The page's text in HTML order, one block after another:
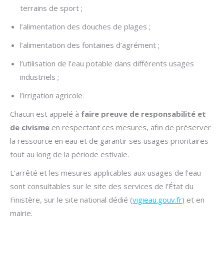
terrains de sport ;
l’alimentation des douches de plages ;
l’alimentation des fontaines d’agrément ;
l’utilisation de l’eau potable dans différents usages
industriels ;
l’irrigation agricole.
Chacun est appelé à faire preuve de responsabilité et
de civisme en respectant ces mesures, afin de préserver
la ressource en eau et de garantir ses usages prioritaires
tout au long de la période estivale.
L’arrêté et les mesures applicables aux usages de l’eau
sont consultables sur le site des services de l’État du
Finistère, sur le site national dédié (vigieau.gouv.fr) et en
mairie.